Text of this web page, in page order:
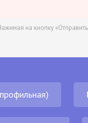
на кнопку